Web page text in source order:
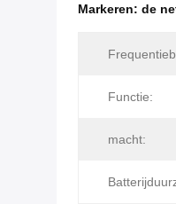
Markeren: de
Functie:
macht: